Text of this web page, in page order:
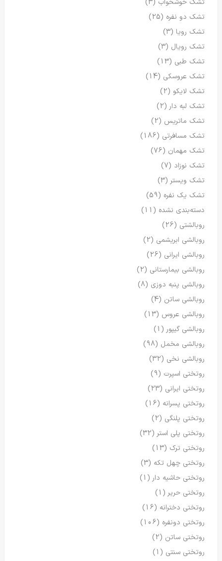
تشک دو نفره (25)
تشک رویا (3)
تشک رویال (3)
تشک طبی (13)
تشک عروسکی (14)
تشک لایکو (2)
تشک لبه دار (2)
تشک ماتریس (2)
تشک مسافرتی (186)
تشک مهمان (76)
تشک نوزاد (7)
تشک ویستر (3)
تشک یک نفره (59)
دسته‌بندی نشده (11)
روبالشتی (26)
روبالشی ابریشمی (2)
روبالشی ایرانی (26)
روبالشی بیمارستانی (2)
روبالشی پنبه دوزی (8)
روبالشی ساتن (4)
روبالشی عروس (13)
روبالشی گیپور (1)
روبالشی مخمل (98)
روبالشی نخی (32)
روتختی اسپرت (9)
روتختی ایرانی (23)
روتختی پسرانه (16)
روتختی پلنگی (2)
روتختی پلی استر (32)
روتختی ترک (13)
روتختی چهل تکه (3)
روتختی حاشیه دار (1)
روتختی حریر (1)
روتختی دخترانه (16)
روتختی دونفره (106)
روتختی ساتن (2)
روتختی سنتی (1)